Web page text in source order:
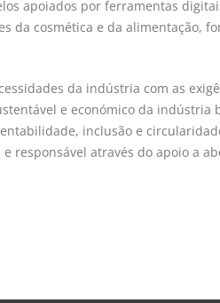
apoiados por ferramentas
da cosmética e da alimentação,
da indústria com as
e económico da indústria
inclusão e
responsável através do apoio a